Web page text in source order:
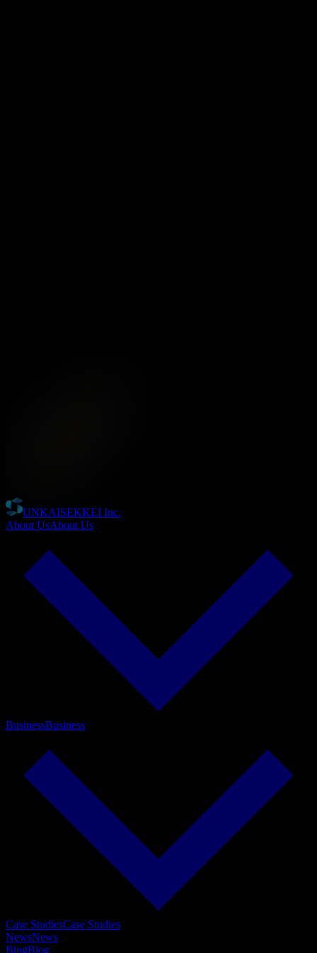
UNKAISEKKEI Inc.
About UsAbout Us
BusinessBusiness
Case StudiesCase Studies
NewsNews
BlogBlog